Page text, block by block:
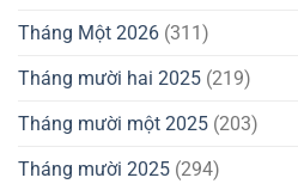
Tháng Một 2026 (311)
Tháng mười hai 2025 (219)
Tháng mười một 2025 (203)
Tháng mười 2025 (294)